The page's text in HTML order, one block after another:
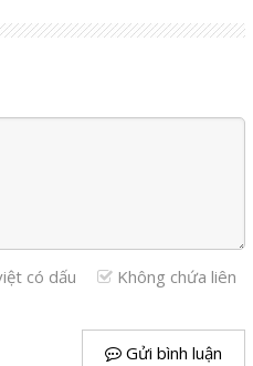
có dấu
Không chứa liên
Gửi bình luận